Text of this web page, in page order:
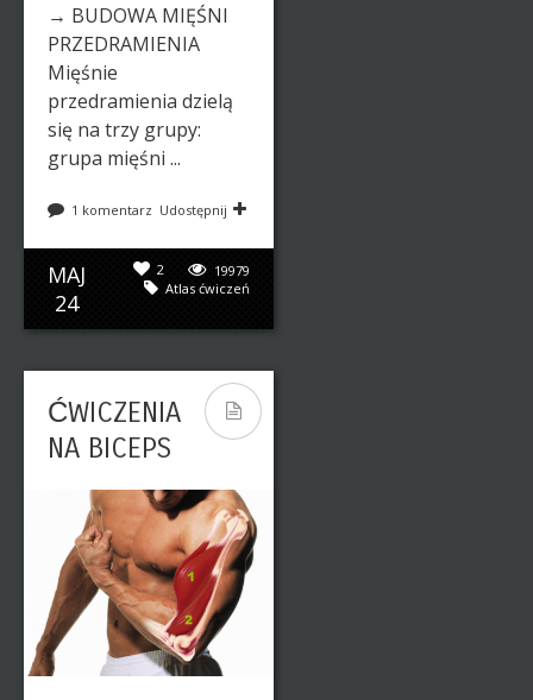
→ BUDOWA MIĘŚNI
PRZEDRAMIENIA
Mięśnie
przedramienia dzielą
się na trzy grupy:
grupa mięśni ...
1 komentarz Udostępnij
MAJ
24
19979
2
Atlas ćwiczeń
ĆWICZENIA
NA BICEPS